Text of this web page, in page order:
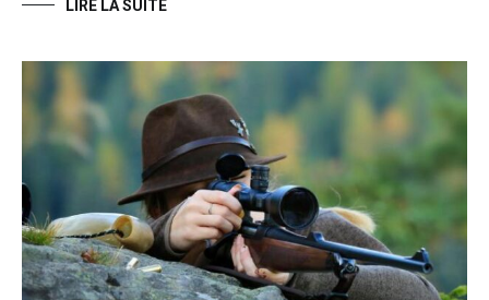
LIRE LA SUITE